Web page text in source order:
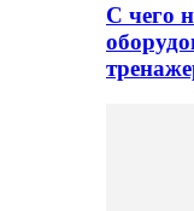
С чего